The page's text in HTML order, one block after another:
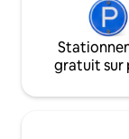
gratuit sur